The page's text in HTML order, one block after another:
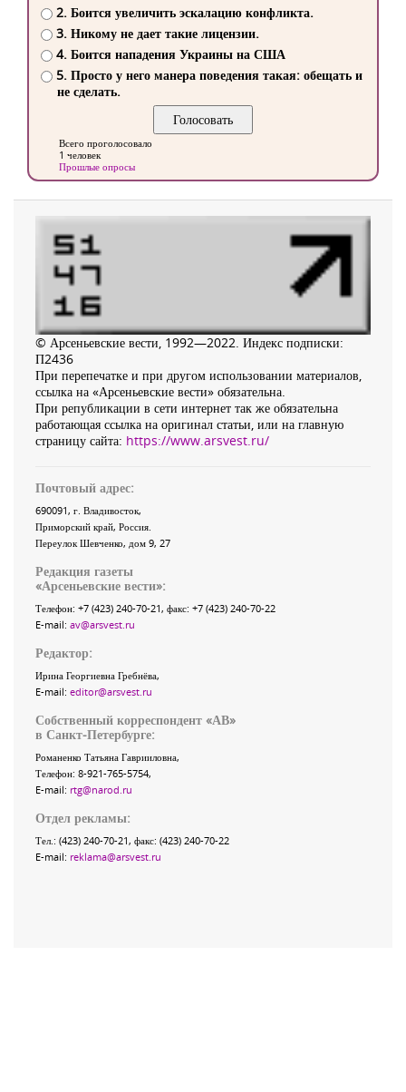
2. Боится увеличить эскалацию конфликта.
3. Никому не дает такие лицензии.
4. Боится нападения Украины на США
5. Просто у него манера поведения такая: обещать и
не сделать.
Всего проголосовало
1 человек
Прошлые опросы
© Арсеньевские вести, 1992—2022. Индекс подписки:
П2436
При перепечатке и при другом использовании материалов,
ссылка на «Арсеньевские вести» обязательна.
При републикации в сети интернет так же обязательна
работающая ссылка на оригинал статьи, или на главную
страницу сайта: https://www.arsvest.ru/
Почтовый адрес:
690091, г. Владивосток,
Приморский край, Россия
Переулок Шевченко, дом 9, 27
Редакция газеты
«Арсеньевские вести»:
Телефон: +7 (423) 240-70-21, факс: +7 (423) 240-70-22
E-mail: av@arsvest.ru
Редактор:
Ирина Георгиевна Гребнёва,
E-mail: editor@arsvest.ru
Собственный корреспондент «АВ»
в Санкт-Петербурге:
Романенко Татьяна Гаврииловна,
Телефон: 8-921-765-5754,
E-mail: rtg@narod.ru
Отдел рекламы:
Тел.: (423) 240-70-21, факс: (423) 240-70-22
E-mail: reklama@arsvest.ru